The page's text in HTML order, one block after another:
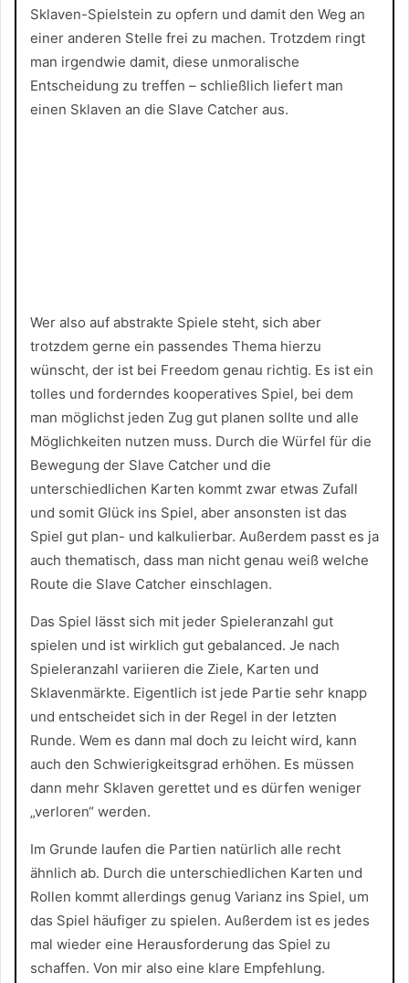
Sklaven-Spielstein zu opfern und damit den Weg an
einer anderen Stelle frei zu machen. Trotzdem ringt
man irgendwie damit, diese unmoralische
Entscheidung zu treffen – schließlich liefert man
einen Sklaven an die Slave Catcher aus.
Wer also auf abstrakte Spiele steht, sich aber
trotzdem gerne ein passendes Thema hierzu
wünscht, der ist bei Freedom genau richtig. Es ist ein
tolles und forderndes kooperatives Spiel, bei dem
man möglichst jeden Zug gut planen sollte und alle
Möglichkeiten nutzen muss. Durch die Würfel für die
Bewegung der Slave Catcher und die
unterschiedlichen Karten kommt zwar etwas Zufall
und somit Glück ins Spiel, aber ansonsten ist das
Spiel gut plan- und kalkulierbar. Außerdem passt es ja
auch thematisch, dass man nicht genau weiß welche
Route die Slave Catcher einschlagen.
Das Spiel lässt sich mit jeder Spieleranzahl gut
spielen und ist wirklich gut gebalanced. Je nach
Spieleranzahl variieren die Ziele, Karten und
Sklavenmärkte. Eigentlich ist jede Partie sehr knapp
und entscheidet sich in der Regel in der letzten
Runde. Wem es dann mal doch zu leicht wird, kann
auch den Schwierigkeitsgrad erhöhen. Es müssen
dann mehr Sklaven gerettet und es dürfen weniger
„verloren“ werden.
Im Grunde laufen die Partien natürlich alle recht
ähnlich ab. Durch die unterschiedlichen Karten und
Rollen kommt allerdings genug Varianz ins Spiel, um
das Spiel häufiger zu spielen. Außerdem ist es jedes
mal wieder eine Herausforderung das Spiel zu
schaffen. Von mir also eine klare Empfehlung.